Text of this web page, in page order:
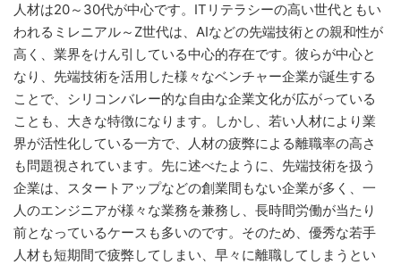
人材は20～30代が中心です。ITリテラシーの高い世代ともい
われるミレニアル～Z世代は、AIなどの先端技術との親和性が
高く、業界をけん引している中心的存在です。彼らが中心と
なり、先端技術を活用した様々なベンチャー企業が誕生する
ことで、シリコンバレー的な自由な企業文化が広がっている
ことも、大きな特徴になります。しかし、若い人材により業
界が活性化している一方で、人材の疲弊による離職率の高さ
も問題視されています。先に述べたように、先端技術を扱う
企業は、スタートアップなどの創業間もない企業が多く、一
人のエンジニアが様々な業務を兼務し、長時間労働が当たり
前となっているケースも多いのです。そのため、優秀な若手
人材も短期間で疲弊してしまい、早々に離職してしまうとい